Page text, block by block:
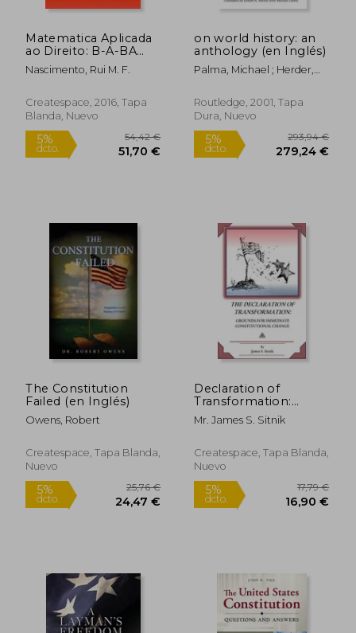
5%
dcto. 60,35 €
5%
dcto.
Matematica Aplicada
ao Direito: B-A-BA
teorico e casos
praticos (en
Nascimento, Rui M. F.
Createspace, 2016, Tapa
Blanda, Nuevo
on world history: an
anthology (en Inglés)
Palma, Michael ; Herder,
Hans
Routledge, 2001, Tapa
Dura, Nuevo
The Constitution
Failed (en Inglés)
Owens, Robert
Createspace, Tapa Blanda,
Nuevo
Declaration of
Transformation:
Grounds for
Immediate
Change
Mr. James S. Sitnik
Createspace, Tapa Blanda,
Nuevo